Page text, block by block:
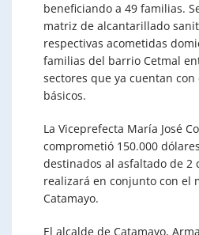
beneficiando a 49 familias.
matriz de alcantarillado
respectivas acometidas
familias del barrio Cetmal
sectores que ya cuentan con
básicos.
La Viceprefecta María José
comprometió 150.000
destinados al asfaltado de 2
realizará en conjunto con el
Catamayo.
El alcalde de Catamayo,